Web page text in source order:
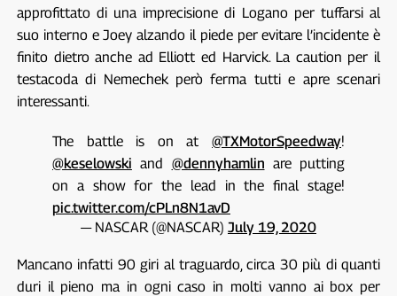
approfittato di una imprecisione di Logano per tuffarsi al
suo interno e Joey alzando il piede per evitare l’incidente è
finito dietro anche ad Elliott ed Harvick. La caution per il
testacoda di Nemechek però ferma tutti e apre scenari
interessanti.
The battle is on at@TXMotorSpeedway!
@keselowski and @dennyhamlin are putting
on a show for the lead in the final stage!
pic.twitter.com/cPLn8N1avD
— NASCAR (@NASCAR) July 19, 2020
Mancano infatti 90 giri al traguardo, circa 30 più di quanti
duri il pieno ma in ogni caso in molti vanno ai box per